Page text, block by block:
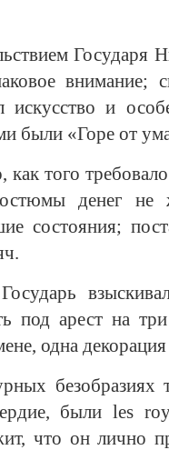
Государя
внимание;
искусство и
были «Горе от
как того
денег не
состояния;
под арест на
одна
безобразиях
были les
что он лично